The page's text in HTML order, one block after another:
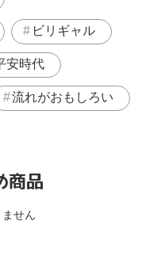
ビリギャル
安時代
流れがおもしろい
商品
せん